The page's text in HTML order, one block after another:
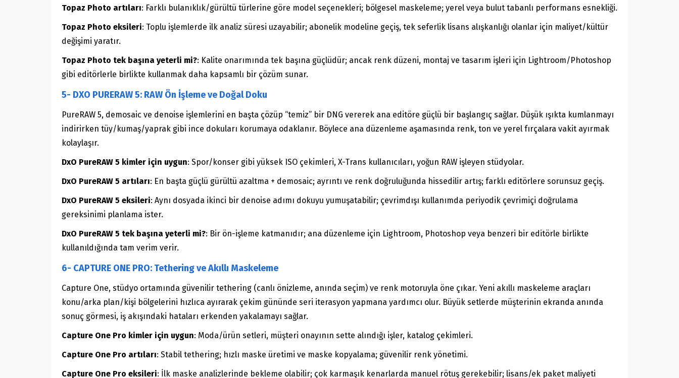
Topaz Photo artıları: Farklı bulanıklık/gürültü türlerine göre model seçenekleri; bölgesel maskeleme; yerel veya bulut tabanlı performans esnekliği.
Topaz Photo eksileri: Toplu işlemlerde ilk analiz süresi uzayabilir; abonelik modeline geçiş, tek seferlik lisans alışkanlığı olanlar için maliyet/kültür
değişimi yaratır.
Topaz Photo tek başına yeterli mi?: Kalite onarımında tek başına güçlüdür; ancak renk düzeni, montaj ve tasarım işleri için Lightroom/Photoshop
gibi editörlerle birlikte kullanmak daha kapsamlı bir çözüm sunar.
5- DXO PURERAW 5: RAW Ön İşleme ve Doğal Doku
PureRAW 5, demosaic ve denoise işlemlerini en başta çözüp “temiz” bir DNG vererek ana editöre güçlü bir başlangıç sağlar. Düşük ışıkta kumlanmayı
indirirken tüy/kumaş/yaprak gibi ince dokuları korumaya odaklanır. Böylece ana düzenleme aşamasında renk, ton ve yerel fırçalara vakit ayırmak
kolaylaşır.
DxO PureRAW 5 kimler için uygun: Spor/konser gibi yüksek ISO çekimleri, X-Trans kullanıcıları, yoğun RAW işleyen stüdyolar.
DxO PureRAW 5 artıları: En başta güçlü gürültü azaltma + demosaic; ayrıntı ve renk doğruluğunda hissedilir artış; farklı editörlere sorunsuz geçiş.
DxO PureRAW 5 eksileri: Aynı dosyada ikinci bir denoise adımı dokuyu yumuşatabilir; çevrimdışı kullanımda periyodik çevrimiçi doğrulama
gereksinimi planlama ister.
DxO PureRAW 5 tek başına yeterli mi?: Bir ön-işleme katmanıdır; ana düzenleme için Lightroom, Photoshop veya benzeri bir editörle birlikte
kullanıldığında tam verim verir.
6- CAPTURE ONE PRO: Tethering ve Akıllı Maskeleme
Capture One, stüdyo ortamında güvenilir tethering (canlı önizleme, anında seçim) ve renk motoruyla öne çıkar. Yeni akıllı maskeleme araçları
konu/arka plan/kişi bölgelerini hızlıca ayırarak çekim gününde seri iterasyon yapmana yardımcı olur. Büyük setlerde müşterinin ekranda anında
sonuç görmesi, iş akışındaki hataları erkenden yakalamayı sağlar.
Capture One Pro kimler için uygun: Moda/ürün setleri, müşteri onayının sette alındığı işler, katalog çekimleri.
Capture One Pro artıları: Stabil tethering; hızlı maske üretimi ve maske kopyalama; güvenilir renk yönetimi.
Capture One Pro eksileri: İlk maske analizlerinde bekleme olabilir; çok karmaşık kenarlarda manuel rötuş gerekebilir; lisans/ek paket maliyeti